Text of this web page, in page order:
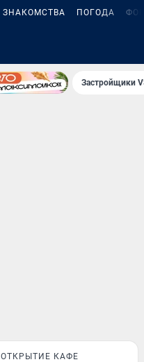
ЗНАКОМСТВА ПОГОДА
Застройщики
ОТКРЫТИЕ КАФЕ